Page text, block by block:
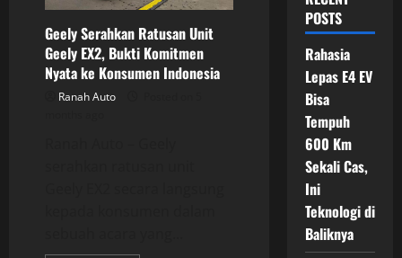
Geely Serahkan Ratusan Unit
Geely EX2, Bukti Komitmen
Nyata ke Konsumen Indonesia
Ranah Auto
POSTS
Rahasia
Lepas E4 EV
Bisa
Tempuh
600 Km
Sekali Cas,
Ini
Teknologi di
Baliknya